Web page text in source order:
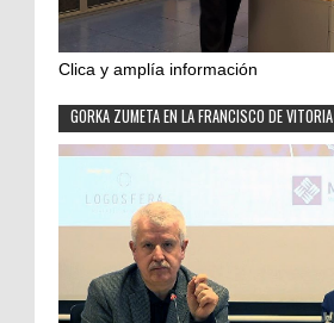
Clica y amplía información
GORKA ZUMETA EN LA FRANCISCO DE VITORIA